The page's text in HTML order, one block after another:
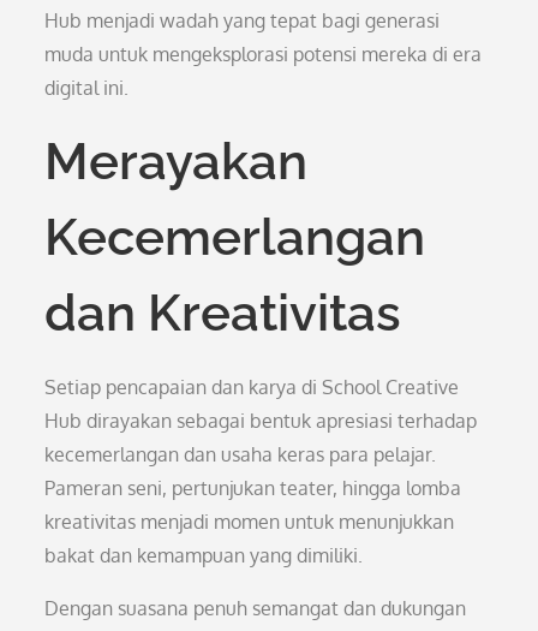
Hub menjadi wadah yang tepat bagi generasi
muda untuk mengeksplorasi potensi mereka di era
digital ini.
Merayakan
Kecemerlangan
dan Kreativitas
Setiap pencapaian dan karya di School Creative
Hub dirayakan sebagai bentuk apresiasi terhadap
kecemerlangan dan usaha keras para pelajar.
Pameran seni, pertunjukan teater, hingga lomba
kreativitas menjadi momen untuk menunjukkan
bakat dan kemampuan yang dimiliki.
Dengan suasana penuh semangat dan dukungan